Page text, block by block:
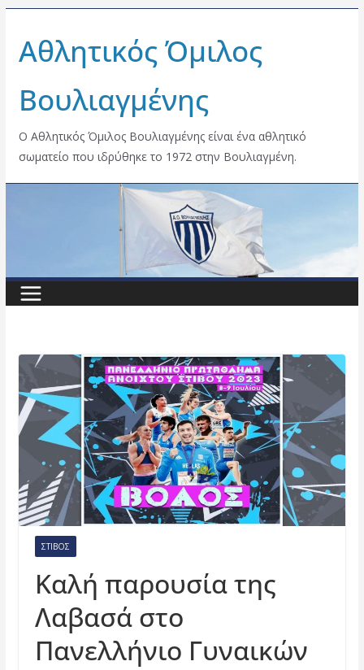
content
Αθλητικός Όμιλος
Βουλιαγμένης
Ο Αθλητικός Όμιλος Βουλιαγμένης είναι ένα αθλητικό
σωματείο που ιδρύθηκε το 1972 στην Βουλιαγμένη.
ΣΤΊΒΟΣ
Καλή παρουσία της
Λαβασά στο
Πανελλήνιο Γυναικών